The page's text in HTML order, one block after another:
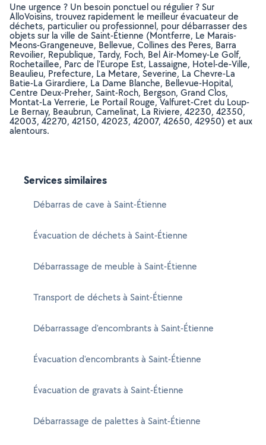
Une urgence ? Un besoin ponctuel ou régulier ? Sur
AlloVoisins, trouvez rapidement le meilleur évacuateur de
déchets, particulier ou professionnel, pour débarrasser des
objets sur la ville de Saint-Étienne (Montferre, Le Marais-
Meons-Grangeneuve, Bellevue, Collines des Peres, Barra
Revoilier, Republique, Tardy, Foch, Bel Air-Momey-Le Golf,
Rochetaillee, Parc de l'Europe Est, Lassaigne, Hotel-de-Ville,
Beaulieu, Prefecture, La Metare, Severine, La Chevre-La
Batie-La Girardiere, La Dame Blanche, Bellevue-Hopital,
Centre Deux-Preher, Saint-Roch, Bergson, Grand Clos,
Montat-La Verrerie, Le Portail Rouge, Valfuret-Cret du Loup-
Le Bernay, Beaubrun, Camelinat, La Riviere, 42230, 42350,
42003, 42270, 42150, 42023, 42007, 42650, 42950) et aux
alentours.
Services similaires
Débarras de cave à Saint-Étienne
Évacuation de déchets à Saint-Étienne
Débarrassage de meuble à Saint-Étienne
Transport de déchets à Saint-Étienne
Débarrassage d'encombrants à Saint-Étienne
Évacuation d'encombrants à Saint-Étienne
Évacuation de gravats à Saint-Étienne
Débarrassage de palettes à Saint-Étienne